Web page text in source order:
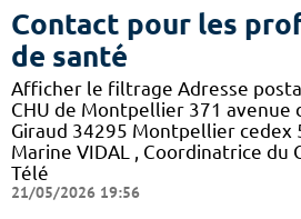
Contact pour les
de santé
Afficher le filtrage Adresse
CHU de Montpellier 371 avenue
Giraud 34295 Montpellier cedex
Marine VIDAL , Coordinatrice du
Télé
21/05/2026 19:56